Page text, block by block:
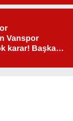
Vanspor
karar! Başkan